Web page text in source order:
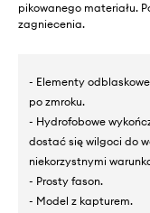
pikowanego materiału.
zagniecenia.
- Elementy
po zmroku.
- Hydrofobowe
dostać się wilgoci do
niekorzystnymi
- Prosty fason.
- Model z kapturem.